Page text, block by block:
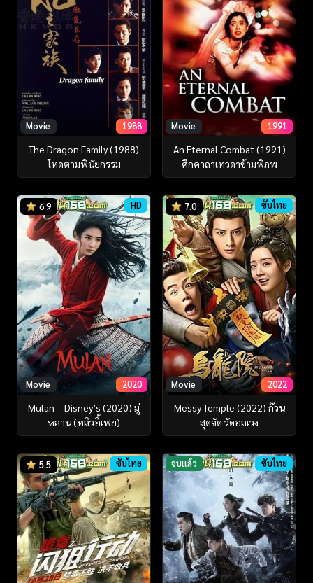
Movie 1988
The Dragon Family (1988)
โหดตามพินัยกรรม
Movie 1991
An Eternal Combat (1991)
ศึกคาถาเทวดาข้ามพิภพ
6.9 HD
Movie 2020
Mulan – Disney’s (2020) มู่
หลาน (หลิวอี้เฟย)
7.0 ซับไทย
Movie 2022
Messy Temple (2022) ก๊วน
สุดจัด วัดอลเวง
5.5 ซับไทย จบแล้ว ซับไทย